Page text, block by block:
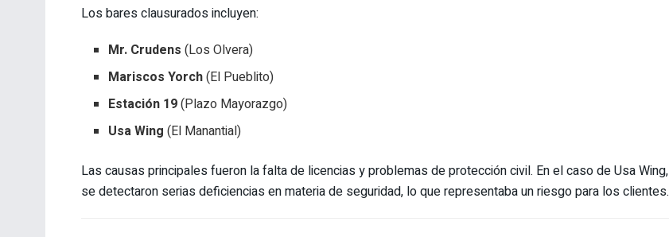
Los bares clausurados incluyen:
Mr. Crudens (Los Olvera)
Mariscos Yorch(El Pueblito)
Estación 19(Plazo Mayorazgo)
Usa Wing (El Manantial)
Las causas principales fueron la falta de licencias y problemas de protección civil. En el caso de Usa Wing,
se detectaron serias deficiencias en materia de seguridad, lo que representaba un riesgo para los clientes.